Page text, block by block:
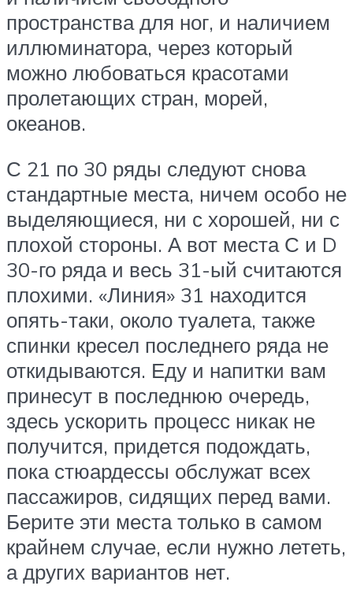
пространства для ног, и наличием
иллюминатора, через который
можно любоваться красотами
пролетающих стран, морей,
океанов.
С 21 по 30 ряды следуют снова
стандартные места, ничем особо не
выделяющиеся, ни с хорошей, ни с
плохой стороны. А вот места С и D
30-го ряда и весь 31-ый считаются
плохими. «Линия» 31 находится
опять-таки, около туалета, также
спинки кресел последнего ряда не
откидываются. Еду и напитки вам
принесут в последнюю очередь,
здесь ускорить процесс никак не
получится, придется подождать,
пока стюардессы обслужат всех
пассажиров, сидящих перед вами.
Берите эти места только в самом
крайнем случае, если нужно лететь,
а других вариантов нет.